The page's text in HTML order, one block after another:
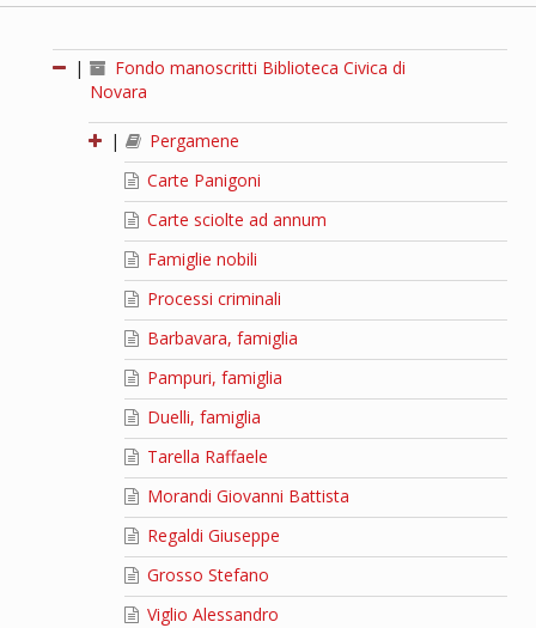
|
Fondo manoscritti Biblioteca Civica di
Novara
|
Pergamene
Carte Panigoni
Carte sciolte ad annum
Famiglie nobili
Processi criminali
Barbavara, famiglia
Pampuri, famiglia
Duelli, famiglia
Tarella Raffaele
Morandi Giovanni Battista
Regaldi Giuseppe
Grosso Stefano
Viglio Alessandro